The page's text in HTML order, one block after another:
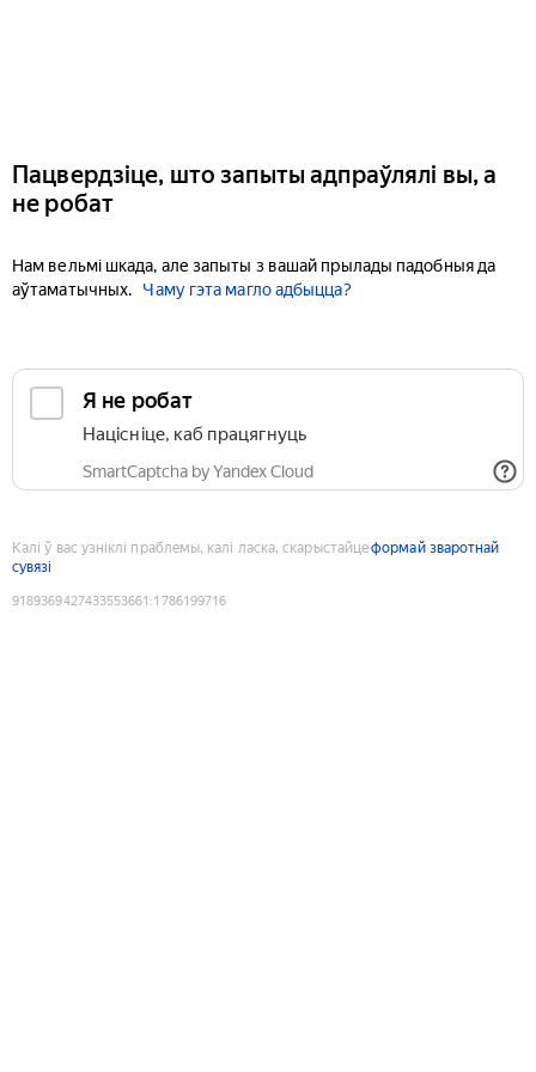
Пацвердзіце, што запыты адпраўлялі вы, а
не робат
Нам вельмі шкада, але запыты з вашай прылады падобныя да
аўтаматычных.
Чаму гэта магло адбыцца?
Я не робат
Націсніце, каб працягнуць
SmartCaptcha by Yandex Cloud
Калі ў вас узніклі праблемы, калі ласка, скарыстайцеформай зваротнай
сувязі
9189369427433553661 :1786199716